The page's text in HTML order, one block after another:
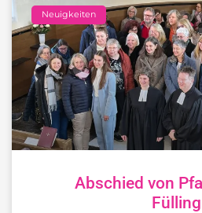
Neuigkeiten
Abschied von
Fülling